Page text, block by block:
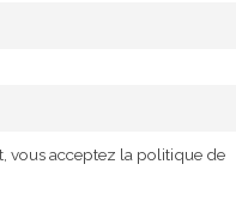
vous acceptez la politique de